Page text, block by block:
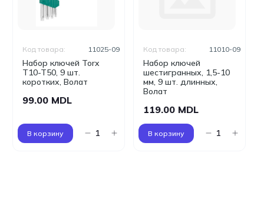
Набор ключей Torx
T10-T50, 9 шт.
коротких, Волат
Код товара: 11025-09
99.00 MDL
В корзину
Набор ключей
шестигранных, 1,5-10
мм, 9 шт. длинных,
Волат
Код товара: 11010-09
119.00 MDL
В корзину